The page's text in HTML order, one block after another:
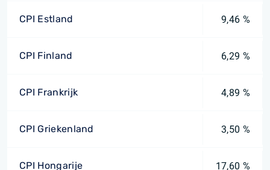
CPI Estland 9,46 %
CPI Finland 6,29 %
CPI Frankrijk 4,89 %
CPI Griekenland 3,50 %
CPI Hongarije 17,60 %